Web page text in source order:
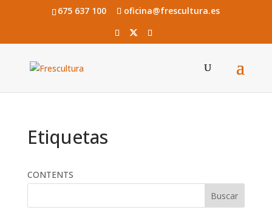
675 637 100 oficina@frescultura.es
Etiquetas
CONTENTS